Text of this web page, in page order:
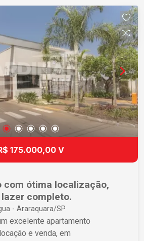
são uma escolha ideal para
um novo lar ou um sólido
Araraquara. Com uma oferta
e localização em constante
é o momento perfeito para
é mais fácil do que você
175.000,00 V
com ótima localização,
completo.
- Araraquara/SP
excelente apartamento
e venda, em